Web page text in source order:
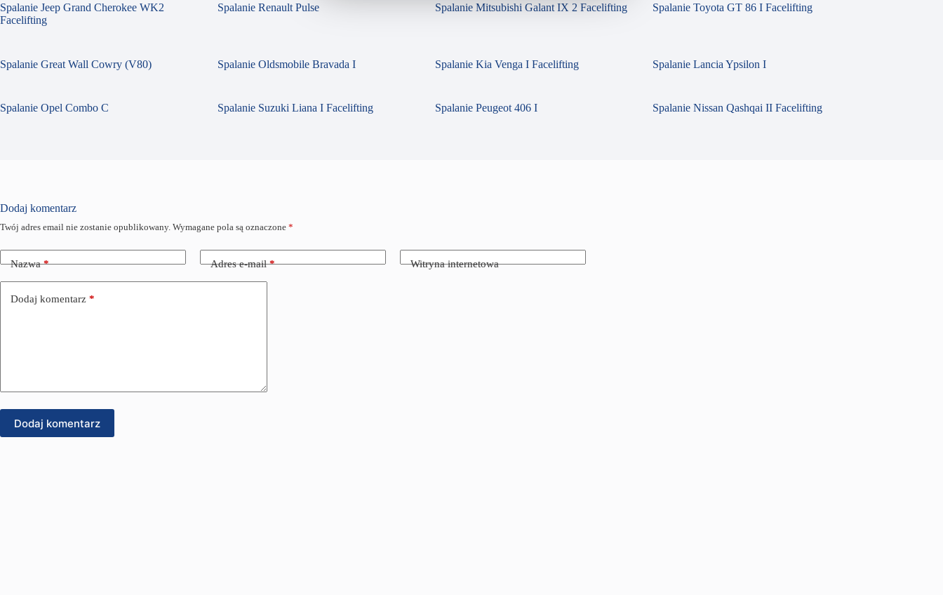
Spalanie Jeep Grand Cherokee WK2
Facelifting
Spalanie Renault Pulse Spalanie Mitsubishi Galant IX 2 Facelifting Spalanie Toyota GT 86 I Facelifting
Spalanie Great Wall Cowry (V80) Spalanie Oldsmobile Bravada I Spalanie Kia Venga I Facelifting Spalanie Lancia Ypsilon I
Spalanie Opel Combo C Spalanie Suzuki Liana I Facelifting Spalanie Peugeot 406 I Spalanie Nissan Qashqai II Facelifting
Dodaj komentarz
Twój adres email nie zostanie opublikowany. Wymagane pola są oznaczone *
Nazwa* Adres e-mail* Witryna internetowa
Dodaj komentarz *
Dodaj komentarz